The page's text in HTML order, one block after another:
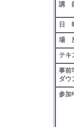
講
日
場
テキ
事前
ダウ
参加